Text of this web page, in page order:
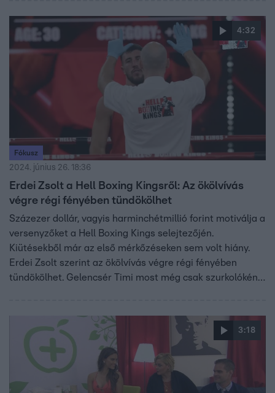
4:32
Fókusz
2024. június 26. 18:36
Erdei Zsolt a Hell Boxing Kingsről: Az ökölvívás
végre régi fényében tündökölhet
Százezer dollár, vagyis harminchétmillió forint motiválja a
versenyzőket a Hell Boxing Kings selejtezőjén.
Kiütésekből már az első mérkőzéseken sem volt hiány.
Erdei Zsolt szerint az ökölvívás végre régi fényében
tündökölhet. Gelencsér Timi most még csak szurkolóként
is sokszor fognak interjúzni. Hogy hogyan készül a
megmérettetésre, kiderül a fenti riportból.
3:18